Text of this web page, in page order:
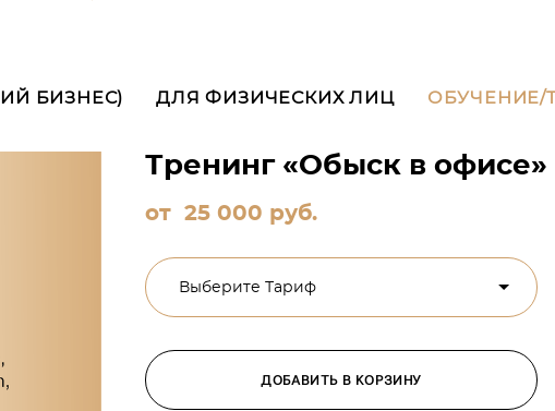
БИЗНЕС) ДЛЯ ФИЗИЧЕСКИХ ЛИЦ ОБУЧЕНИЕ/
Тренинг «Обыск в офисе»
от 25 000 pуб.
Выберите Тариф
ДОБАВИТЬ В КОРЗИНУ